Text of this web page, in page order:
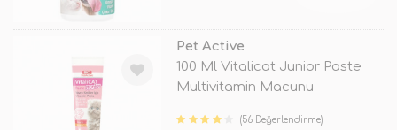
Pet Active
100 Ml Vitalicat Junior Paste
Multivitamin Macunu
(56 Değerlendirme)